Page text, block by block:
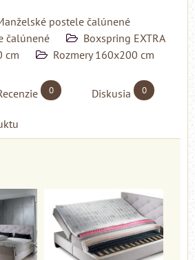
postele čalúnené
čalúnené
Boxspring EXTRA
cm
Rozmery 160x200 cm
0 Diskusia 0